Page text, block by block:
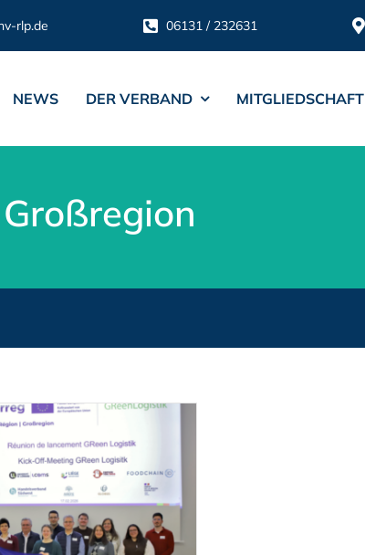
rlp.de 06131 / 232631
NEWS DER VERBAND MITGLIEDSCHAFT